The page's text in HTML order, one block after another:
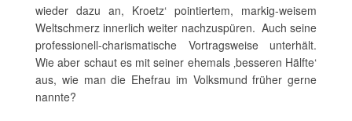
wieder dazu an, Kroetz‘ pointiertem, markig-weisem
Weltschmerz innerlich weiter nachzuspüren. Auch seine
professionell-charismatische Vortragsweise unterhält.
Wie aber schaut es mit seiner ehemals ‚besseren Hälfte‘
aus, wie man die Ehefrau im Volksmund früher gerne
nannte?